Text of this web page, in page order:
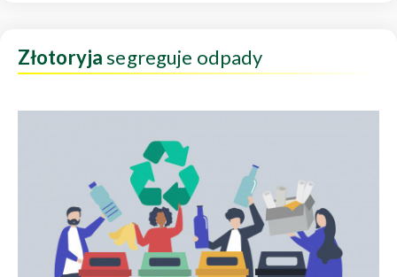
Złotoryjasegreguje odpady